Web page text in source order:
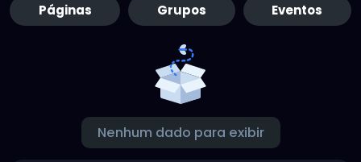
Páginas Grupos Eventos
Nenhum dado para exibir